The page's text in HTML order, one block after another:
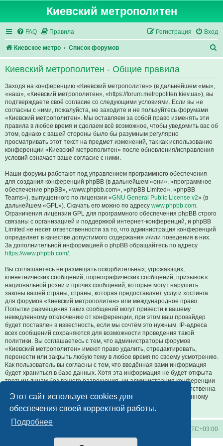
Этот сайт использует cookies для
обеспечения своей корректной работы.
Подробнее
Киевский метрополитен
FAQ Правила Вход
Регистрация
Киевское метро Список форумов
о
Киевский метрополитен - Общие правила
Заходя на конференцию «Киевский метрополитен» (в дальнейшем «мы»,
«наш», «Киевский метрополитен», «https://forum.metropoliten.kiev.ua»), вы
подтверждаете своё согласие со следующими условиями. Если вы не
согласны с ними, пожалуйста, не заходите и не пользуйтесь форумами
«Киевский метрополитен». Мы оставляем за собой право изменять эти
правила в любое время и сделаем всё возможное, чтобы уведомить вас об
этом, однако с вашей стороны было бы разумным регулярно
просматривать этот текст на предмет изменений, так как использование
конференции «Киевский метрополитен» после обновления/исправления
условий означает ваше согласие с ними.
Наши форумы работают под управлением программного обеспечения
для создания конференций phpBB (в дальнейшем «они», «программное
обеспечение phpBB», «www.phpbb.com», «phpBB Limited», «phpBB
Teams»), выпущенного по лицензии «GNU General Public License v2» (в
дальнейшем «GPL»). Скачать его можно по адресу www.phpbb.com.
Ограничения лицензии GPL для программного обеспечения phpBB строго
связаны с организацией и поддержкой интернет-конференций, и phpBB
Limited не несёт ответственности за то, что администрация конференций
определяет в качестве допустимого содержания и/или поведения в них.
За дополнительной информацией о phpBB обращайтесь по адресу
https://www.phpbb.com/.
Вы соглашаетесь не размещать оскорбительных, угрожающих,
клеветнических сообщений, порнографических сообщений, призывов к
национальной розни и прочих сообщений, которые могут нарушить
законы вашей страны, страны, которая предоставляет услуги хостинга
для форумов «Киевский метрополитен» или международное право.
Попытки размещения таких сообщений могут привести к вашему
немедленному отключению от конференции, при этом ваш провайдер
будет поставлен в известность, если мы сочтём это нужным. IP-адреса
всех сообщений сохраняются для возможности проведения такой
политики. Вы соглашаетесь с тем, что администраторы форумов
«Киевский метрополитен» имеют право удалить, отредактировать,
перенести или закрыть любую тему в любое время по своему усмотрению.
Как пользователь вы согласны с тем, что введённая вами информация
будет храниться в базе данных. Хотя эта информация не будет открыта
третьим лицам без вашего разрешения, ни администрация конференции
«Киевский метрополитен», ни phpBB Limited не может быть ответственна
за действия хакеров, которые могут привести к несанкционированному
доступу к ней.
UTC+03:00